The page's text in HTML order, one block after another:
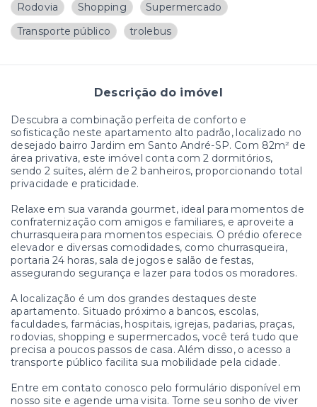
Rodovia
Shopping
Supermercado
Transporte público
trolebus
Descrição do imóvel
Descubra a combinação perfeita de conforto e
sofisticação neste apartamento alto padrão, localizado no
desejado bairro Jardim em Santo André-SP. Com 82m² de
área privativa, este imóvel conta com 2 dormitórios,
sendo 2 suítes, além de 2 banheiros, proporcionando total
privacidade e praticidade.
Relaxe em sua varanda gourmet, ideal para momentos de
confraternização com amigos e familiares, e aproveite a
churrasqueira para momentos especiais. O prédio oferece
elevador e diversas comodidades, como churrasqueira,
portaria 24 horas, sala de jogos e salão de festas,
assegurando segurança e lazer para todos os moradores.
A localização é um dos grandes destaques deste
apartamento. Situado próximo a bancos, escolas,
faculdades, farmácias, hospitais, igrejas, padarias, praças,
rodovias, shopping e supermercados, você terá tudo que
precisa a poucos passos de casa. Além disso, o acesso a
transporte público facilita sua mobilidade pela cidade.
Entre em contato conosco pelo formulário disponível em
nosso site e agende uma visita. Torne seu sonho de viver